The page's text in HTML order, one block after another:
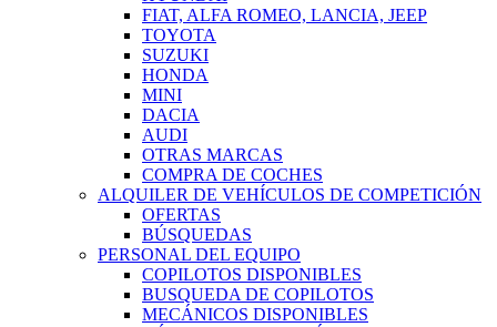
FIAT, ALFA ROMEO, LANCIA, JEEP
TOYOTA
SUZUKI
HONDA
MINI
DACIA
AUDI
OTRAS MARCAS
COMPRA DE COCHES
ALQUILER DE VEHÍCULOS DE COMPETICIÓN
OFERTAS
BÚSQUEDAS
PERSONAL DEL EQUIPO
COPILOTOS DISPONIBLES
BUSQUEDA DE COPILOTOS
MECÁNICOS DISPONIBLES